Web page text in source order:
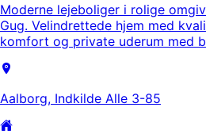
Moderne lejeboliger i rolige
Gug. Velindrettede hjem med
komfort og private uderum med
Aalborg, Indkilde Alle 3-85